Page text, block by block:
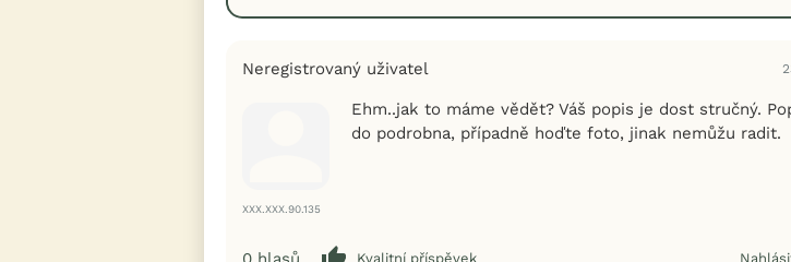
Neregistrovaný uživatel
XXX.XXX.90.135
Ehm..jak to máme vědět? Váš popis je dost stručný.
do podrobna, případně hoďte foto, jinak nemůžu radit.
Kvalitní příspěvek